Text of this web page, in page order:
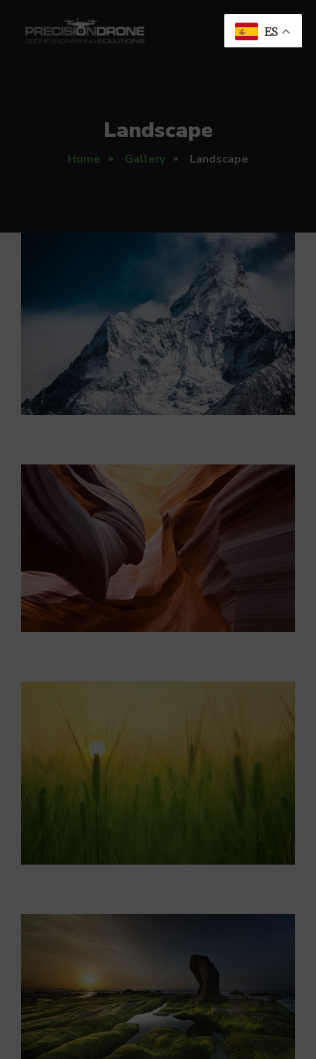
Landscape
Home Gallery Landscape
ES